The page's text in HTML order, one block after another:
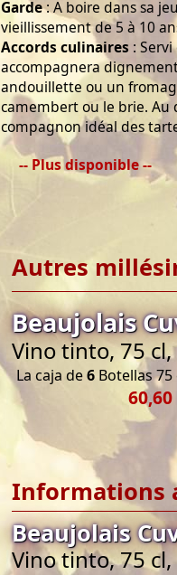
Garde: A boire dans sa
vieillissement de 5 à 10
Accords culinaires :
accompagnera
andouillette ou un
camembert ou le brie. Au
compagnon idéal des
-- Plus disponible --
Autres
Beaujolais
Vino tinto, 75 cl,
La caja de6 Botellas 75
60,60
Informations
Beaujolais
Vino tinto, 75 cl,